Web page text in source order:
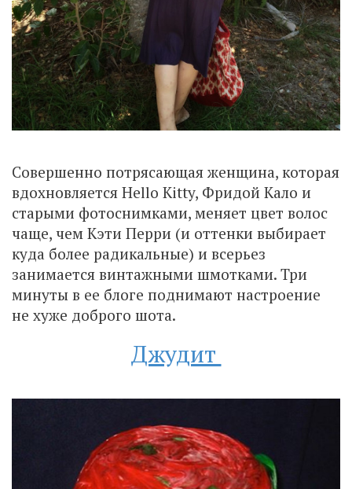
Совершенно потрясающая женщина, которая
вдохновляется Hello Kitty, Фридой Кало и
старыми фотоснимками, меняет цвет волос
чаще, чем Кэти Перри (и оттенки выбирает
куда более радикальные) и всерьез
занимается винтажными шмотками. Три
минуты в ее блоге поднимают настроение
не хуже доброго шота.
Джудит